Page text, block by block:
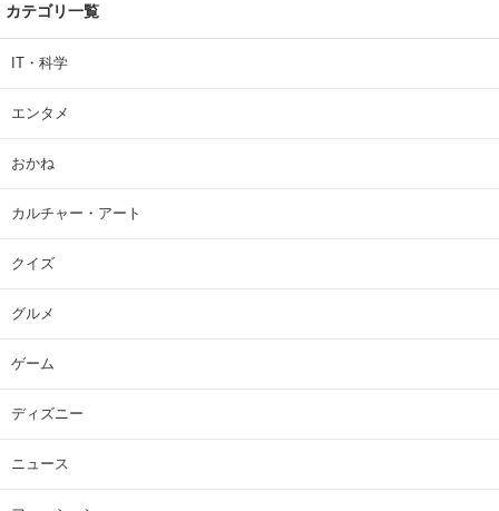
カテゴリ一覧
IT・科学
エンタメ
おかね
カルチャー・アート
クイズ
グルメ
ゲーム
ディズニー
ニュース